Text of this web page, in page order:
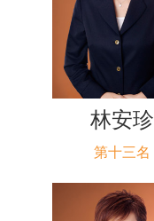
林安珍
第十三名